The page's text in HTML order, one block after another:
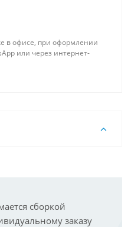
в офисе, при оформлении
или через интернет-
сборкой
заказу